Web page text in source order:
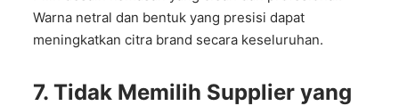
Warna netral dan bentuk yang presisi dapat
meningkatkan citra brand secara keseluruhan.
7. Tidak Memilih Supplier yang